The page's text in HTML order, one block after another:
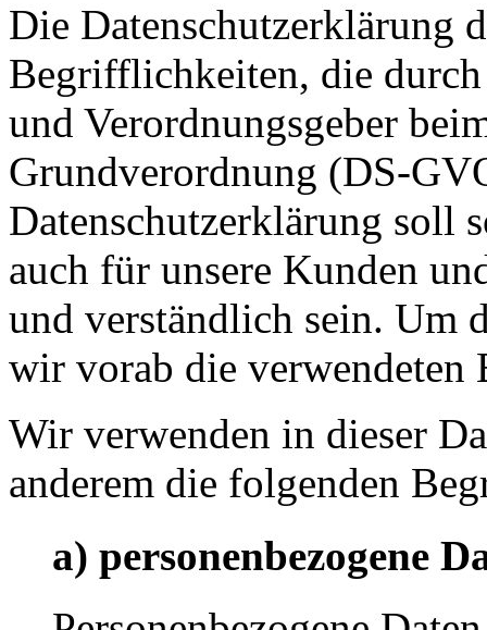
Die Datenschutzerklärung
Begrifflichkeiten, die
und Verordnungsgeber
Grundverordnung (DS-
Datenschutzerklärung soll
auch für unsere Kunden
und verständlich sein. Um
wir vorab die
Wir verwenden in dieser
anderem die folgenden
a) personenbezogene